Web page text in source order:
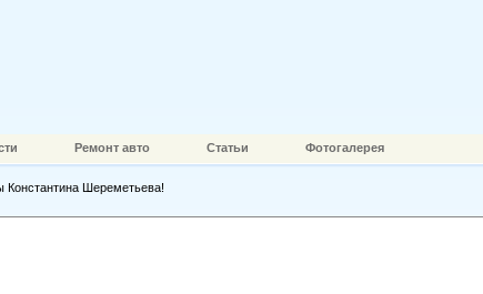
Ремонт авто Статьи Фотогалерея
Шереметьева!